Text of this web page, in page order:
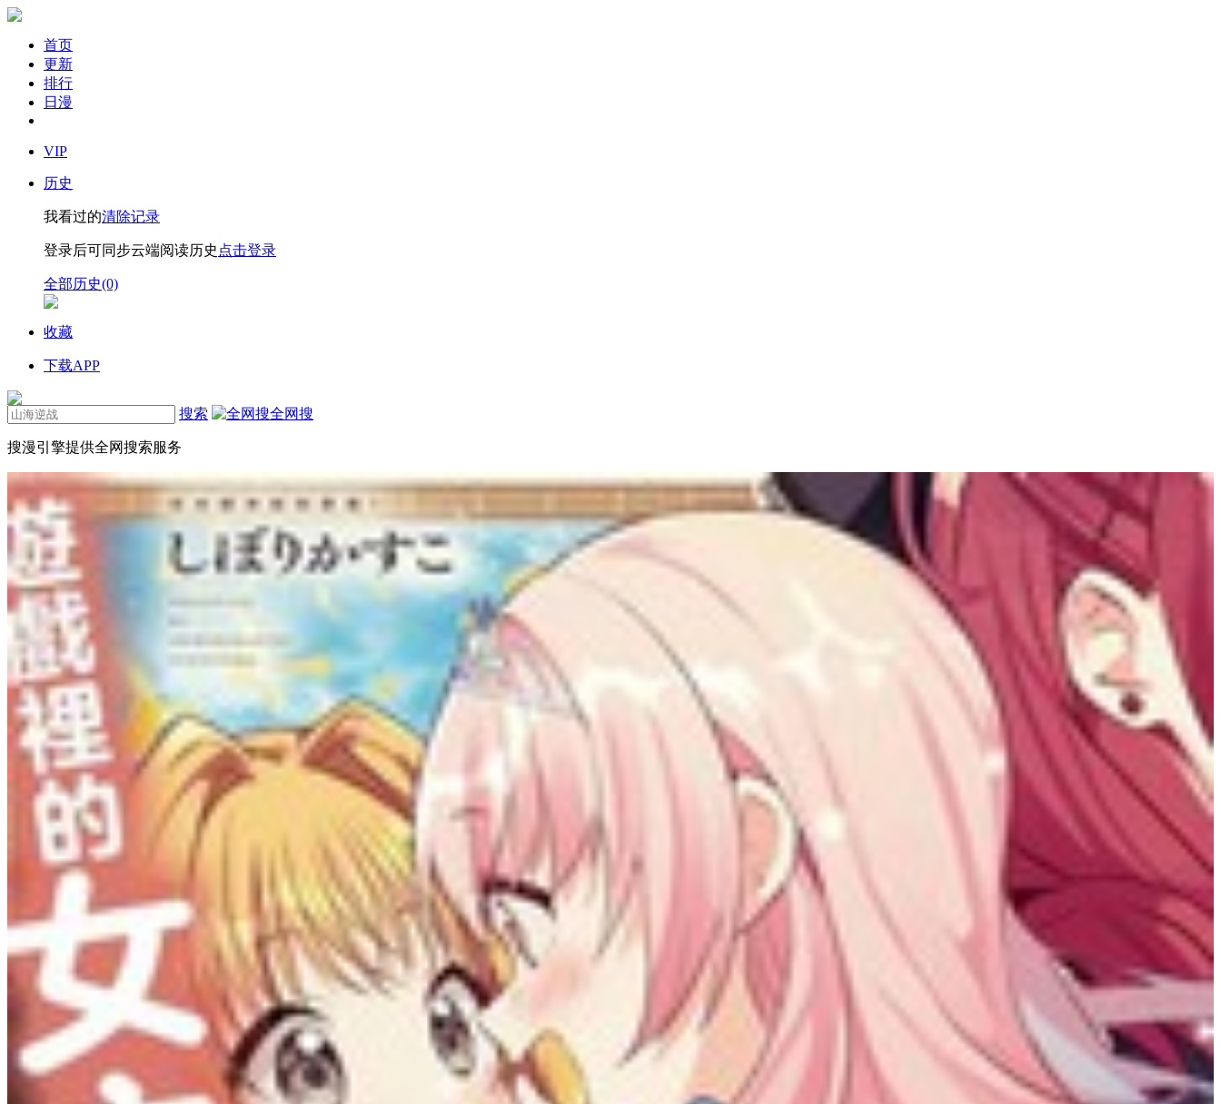
首页
更新
排行
日漫
VIP
历史
我看过的清除记录
登录后可同步云端阅读历史 点击登录
全部历史(0)
收藏
下载APP
搜索 全网搜
搜漫引擎提供全网搜索服务